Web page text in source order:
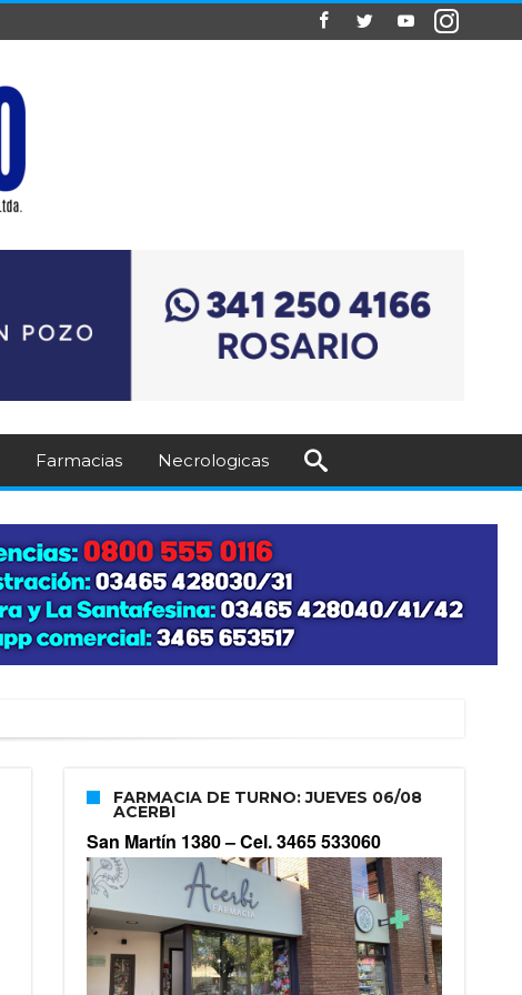
Farmacias Necrologicas
FARMACIA DE TURNO: JUEVES 06/08
ACERBI
San Martín 1380 –Cel. 3465 533060